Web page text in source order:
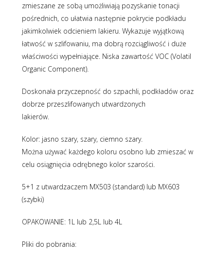
zmieszane ze sobą umożliwiają pozyskanie tonacji
pośrednich, co ułatwia następnie pokrycie podkładu
jakimkolwiek odcieniem lakieru. Wykazuje wyjątkową
łatwość w szlifowaniu, ma dobrą rozciągliwość i duże
właściwości wypełniające. Niska zawartość VOC (Volatil
Organic Component).
Doskonała przyczepność do szpachli, podkładów oraz
dobrze przeszlifowanych utwardzonych
lakierów.
Kolor: jasno szary, szary, ciemno szary.
Można używać każdego koloru osobno lub zmieszać w
celu osiągnięcia odrębnego kolor szarości.
5+1 z utwardzaczem MX503 (standard) lub MX603
(szybki)
OPAKOWANIE: 1L lub 2,5L lub 4L
Pliki do pobrania: